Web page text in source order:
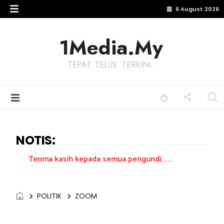
6 August 2026
1Media.My
TEPAT. TELUS. TERKINI.
NOTIS:
kepada semua pengundi.......
POLITIK ZOOM